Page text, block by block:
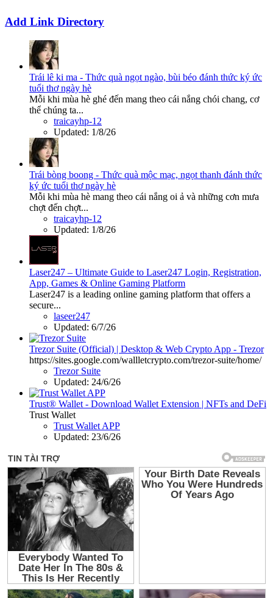
Add Link Directory
Trái lê ki ma - Thức quà ngọt ngào, bùi béo đánh thức ký ức
tuổi thơ ngày hè
Mỗi khi mùa hè ghé đến mang theo cái nắng chói chang, cơ
thể chúng ta...
traicayhp-12
Updated: 1/8/26
Trái bòng boong - Thức quà mộc mạc, ngọt thanh đánh thức
ký ức tuổi thơ ngày hè
Mỗi khi mùa hè mang theo cái nắng oi ả và những cơn mưa
chợt đến chợt...
traicayhp-12
Updated: 1/8/26
Laser247 – Ultimate Guide to Laser247 Login, Registration,
App, Games & Online Gaming Platform
Laser247 is a leading online gaming platform that offers a
secure...
laseer247
Updated: 6/7/26
Trezor Suite (Official) | Desktop & Web Crypto App - Trezor
https://sites.google.com/wallletcrypto.com/trezor-suite/home/
Trezor Suite
Updated: 24/6/26
Trust® Wallet - Download Wallet Extension | NFTs and DeFi
Trust Wallet
Trust Wallet APP
Updated: 23/6/26